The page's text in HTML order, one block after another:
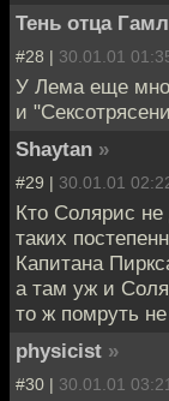
Тень отца
#28 | 30.01.01
У Лема еще
и
Shaytan »
#29 | 30.01.01
Кто Солярис
таких
Капитана
а там уж и
то ж помруть
physicist »
#30 | 30.01.01